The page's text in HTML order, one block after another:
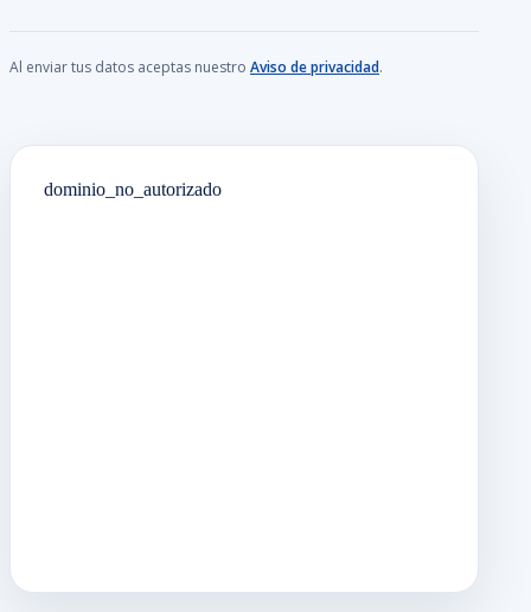
Al enviar tus datos aceptas nuestro Aviso de privacidad.
dominio_no_autorizado